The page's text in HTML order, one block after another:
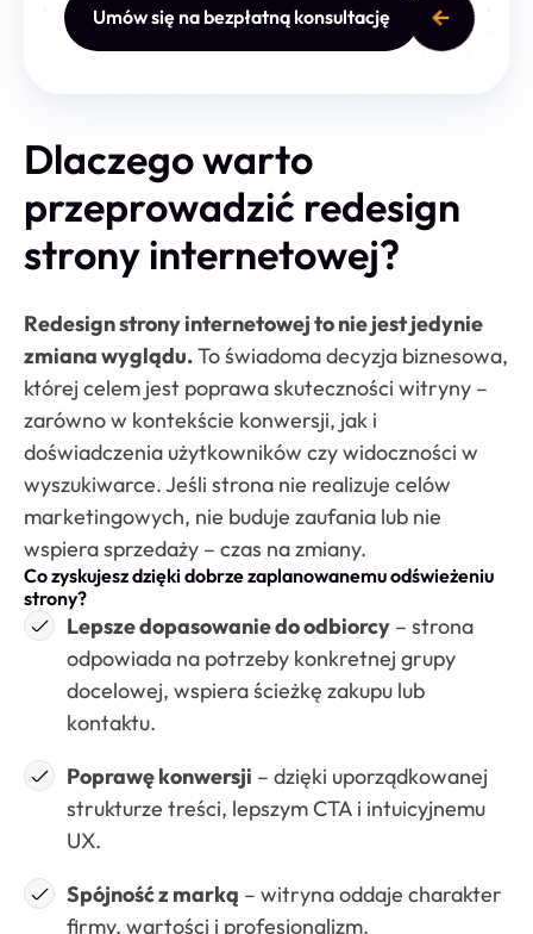
Umów się na bezpłatną konsultację
Dlaczego warto
przeprowadzić redesign
strony internetowej?
Redesign strony internetowej to nie jest jedynie
zmiana wyglądu.To świadoma decyzja biznesowa,
której celem jest poprawa skuteczności witryny –
zarówno w kontekście konwersji, jak i
doświadczenia użytkowników czy widoczności w
wyszukiwarce. Jeśli strona nie realizuje celów
marketingowych, nie buduje zaufania lub nie
wspiera sprzedaży – czas na zmiany.
Co zyskujesz dzięki dobrze zaplanowanemu odświeżeniu
strony?
Lepsze dopasowanie do odbiorcy – strona
odpowiada na potrzeby konkretnej grupy
docelowej, wspiera ścieżkę zakupu lub
kontaktu.
Poprawę konwersji – dzięki uporządkowanej
strukturze treści, lepszym CTA i intuicyjnemu
UX.
Spójność z marką – witryna oddaje charakter
firmy, wartości i profesjonalizm.